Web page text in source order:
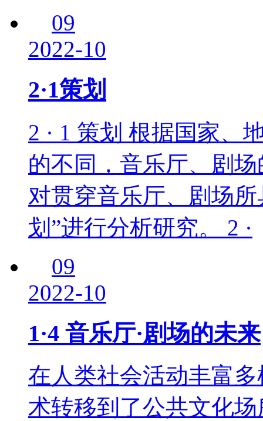
09
2022-10
2·1策划
2 · 1 策划 根据国家、
的不同，音乐厅、剧
对贯穿音乐厅、剧场
划”进行分析研究。 2 ·
09
2022-10
1·4 音乐厅·剧场的未来
在人类社会活动丰富
术转移到了公共文化